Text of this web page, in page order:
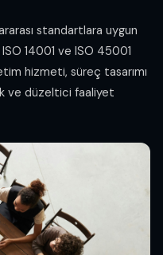
standartlara uygun
ISO 14001 ve ISO 45001
hizmeti, süreç tasarımı
ve düzeltici faaliyet